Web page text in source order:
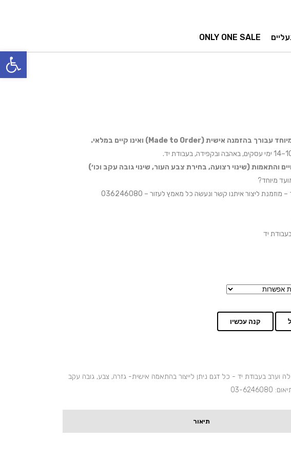
פתח
ONLY ONE SALE
עבורך בהזמנה אישית (Made to Order)
ואינו קיים במלאי.
עסקים
, באהבה ובקפידה, בעבודת יד.
והתאמות (שינוי רצועה, בחירת צבע העור, שינוי גובה עקב וכו׳)
מיוחד?
ליצור איתנו קשר ונעשה כל מאמץ לעזור – 036246080
יד
קנה עכשיו
וערב בעבודת יד - כל דגם ניתן לייצור בהתאמה אישית- גזרה, צבע, גובה עקב
תיאור